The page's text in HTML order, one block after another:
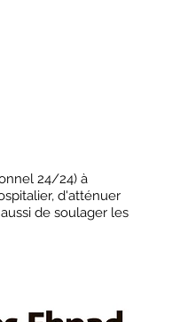
24/24) à
d'atténuer
de soulager les